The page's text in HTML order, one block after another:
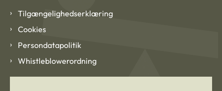
Tilgængelighedserklæring
Cookies
Persondatapolitik
Whistleblowerordning